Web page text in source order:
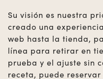
Su visión es nuestra
creado una
web hasta la tienda,
línea para retirar en
prueba y el ajuste sin
receta, puede